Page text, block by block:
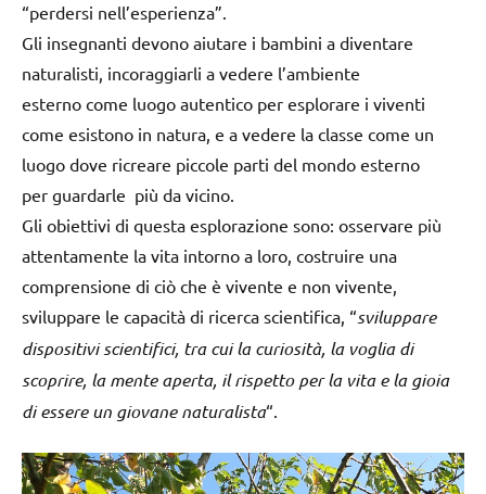
“perdersi nell’esperienza”.
Gli insegnanti devono aiutare i bambini a diventare
naturalisti, incoraggiarli a vedere l’ambiente
esterno come luogo autentico per esplorare i viventi
come esistono in natura, e a vedere la classe come un
luogo dove ricreare piccole parti del mondo esterno
per guardarle più da vicino.
Gli obiettivi di questa esplorazione sono: osservare più
attentamente la vita intorno a loro, costruire una
comprensione di ciò che è vivente e non vivente,
sviluppare le capacità di ricerca scientifica, “sviluppare
dispositivi scientifici, tra cui la curiosità, la voglia di
scoprire, la mente aperta, il rispetto per la vita e la gioia
di essere un giovane naturalista“.